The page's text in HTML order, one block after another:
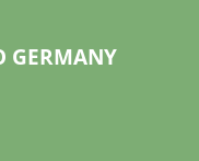
GERMANY